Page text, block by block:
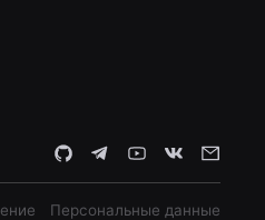
Персональные данные